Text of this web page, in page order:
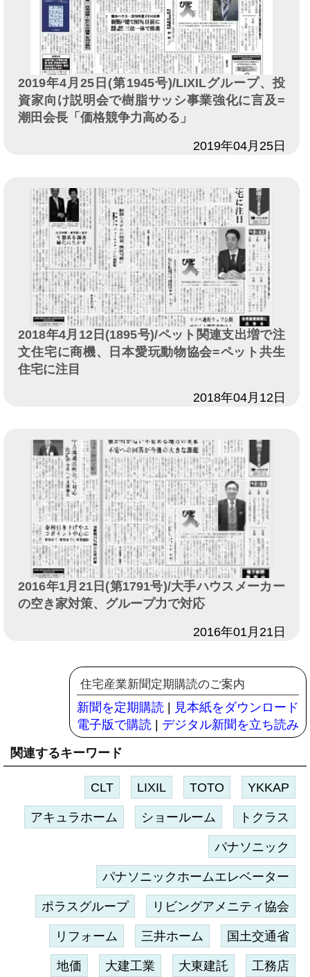
2019年4月25日(第1945号)/LIXILグループ、投
資家向け説明会で樹脂サッシ事業強化に言及=
潮田会長「価格競争力高める」
2019年04月25日
2018年4月12日(1895号)/ペット関連支出増で注
文住宅に商機、日本愛玩動物協会=ペット共生
住宅に注目
2018年04月12日
2016年1月21日(第1791号)/大手ハウスメーカー
の空き家対策、グループ力で対応
2016年01月21日
住宅産業新聞定期購読のご案内
新聞を定期購読
見本紙をダウンロード
電子版で購読
デジタル新聞を立ち読み
関連するキーワード
CLT LIXIL TOTO YKKAP
アキュラホーム ショールーム トクラス
パナソニック
パナソニックホームエレベーター
ポラスグループ リビングアメニティ協会
リフォーム 三井ホーム 国土交通省
地価 大建工業 大東建託 工務店